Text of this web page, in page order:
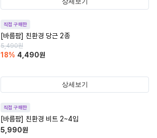
직접 구매한
[바름팜] 친환경 당근 2종
5,490원
18% 4,490원
상세보기
직접 구매한
[바름팜] 친환경 비트 2~4입
5,990원